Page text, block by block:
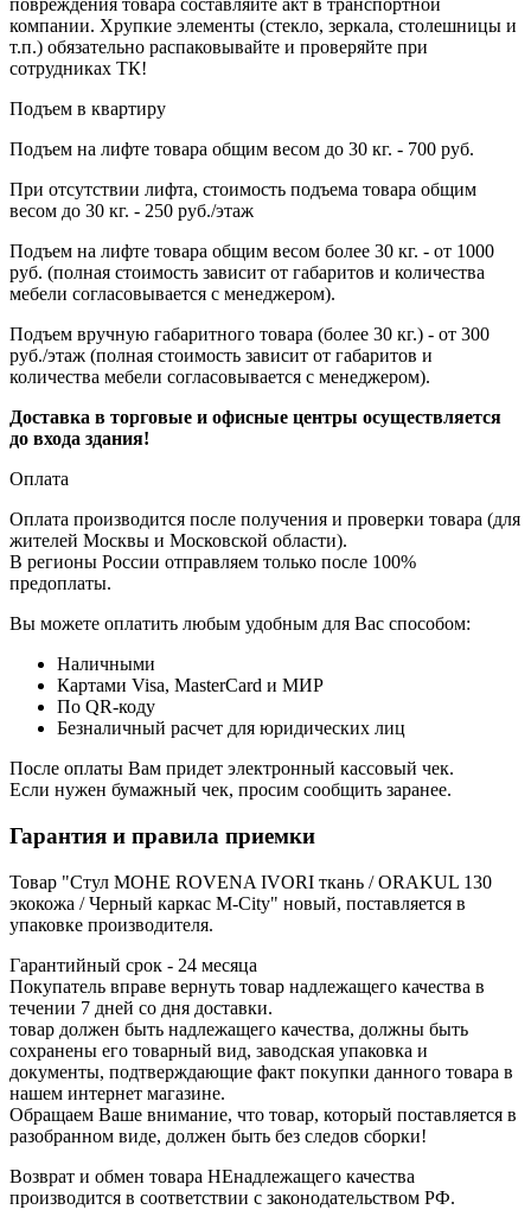
повреждения товара составляйте акт в транспортной
компании. Хрупкие элементы (стекло, зеркала, столешницы и
т.п.) обязательно распаковывайте и проверяйте при
сотрудниках ТК!
Подъем в квартиру
Подъем на лифте товара общим весом до 30 кг. - 700 руб.
При отсутствии лифта, стоимость подъема товара общим
весом до 30 кг. - 250 руб./этаж
Подъем на лифте товара общим весом более 30 кг. - от 1000
руб. (полная стоимость зависит от габаритов и количества
мебели согласовывается с менеджером).
Подъем вручную габаритного товара (более 30 кг.) - от 300
руб./этаж (полная стоимость зависит от габаритов и
количества мебели согласовывается с менеджером).
Доставка в торговые и офисные центры осуществляется
до входа здания!
Оплата
Оплата производится после получения и проверки товара (для
жителей Москвы и Московской области).
В регионы России отправляем только после 100%
предоплаты.
Вы можете оплатить любым удобным для Вас способом:
Наличными
Картами Visa, MasterCard и МИР
По QR-коду
Безналичный расчет для юридических лиц
После оплаты Вам придет электронный кассовый чек.
Если нужен бумажный чек, просим сообщить заранее.
Гарантия и правила приемки
Товар "Стул МОНЕ ROVENA IVORI ткань / ORAKUL 130
экокожа / Черный каркас M-City" новый, поставляется в
упаковке производителя.
Гарантийный срок - 24 месяца
Покупатель вправе вернуть товар надлежащего качества в
течении 7 дней со дня доставки.
товар должен быть надлежащего качества, должны быть
сохранены его товарный вид, заводская упаковка и
документы, подтверждающие факт покупки данного товара в
нашем интернет магазине.
Обращаем Ваше внимание, что товар, который поставляется в
разобранном виде, должен быть без следов сборки!
Возврат и обмен товара НЕнадлежащего качества
производится в соответствии с законодательством РФ.